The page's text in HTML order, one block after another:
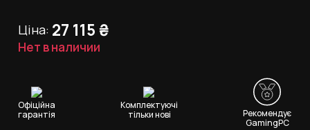
Офіційна
гарантія
Комплектуючі
тільки нові
Рекомендує
GamingPC
Ціна: 27 115₴
Нет в наличии